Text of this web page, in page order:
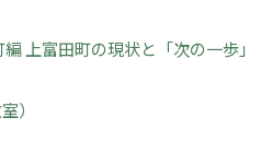
上富田町の現状と「次の一歩」
）